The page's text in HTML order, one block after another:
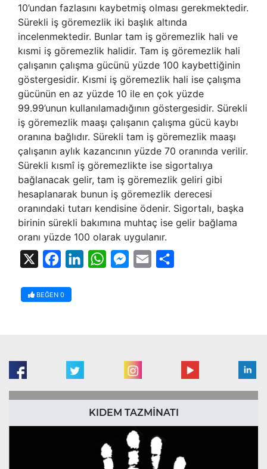
10’undan fazlasını kaybetmiş olması gerekmektedir.
Sürekli iş göremezlik iki başlık altında
incelenmektedir. Bunlar tam iş göremezlik hali ve
kısmi iş göremezlik halidir. Tam iş göremezlik hali
çalışanın çalışma gücünü yüzde 100 kaybettiğinin
göstergesidir. Kısmi iş göremezlik hali ise çalışma
gücünün en az yüzde 10 ile en çok yüzde
99.99’unun kullanılamadığının göstergesidir. Sürekli
iş göremezlik maaşı çalışanın çalışma gücü kaybı
oranına bağlıdır. Sürekli tam iş göremezlik maaşı
çalışanın aylık kazancının yüzde 70 oranında verilir.
Sürekli kısmî iş göremezlikte ise sigortalıya
bağlanacak gelir, tam iş göremezlik geliri gibi
hesaplanarak bunun iş göremezlik derecesi
oranındaki tutarı kendisine ödenir. Sigortalı, başka
birinin sürekli bakımına muhtaç ise gelir bağlama
oranı yüzde 100 olarak uygulanır.
FacebookLinkedInWhatsAppMessenger
Email
BEĞEN 0
KIDEM TAZMİNATI